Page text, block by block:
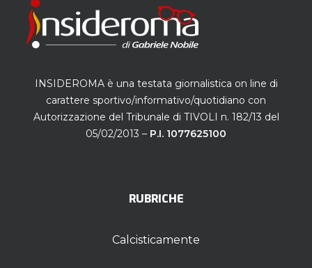
INSIDEROMA è una testata giornalistica on line di
carattere sportivo/informativo/quotidiano con
Autorizzazione del Tribunale di TIVOLI n. 182/13 del
05/02/2013 – P.I. 1077625100
RUBRICHE
Calcisticamente